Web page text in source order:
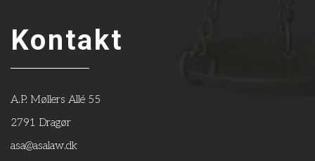
Kontakt
A.P. Møllers Allé 55
2791 Dragør
asa@asalaw.dk